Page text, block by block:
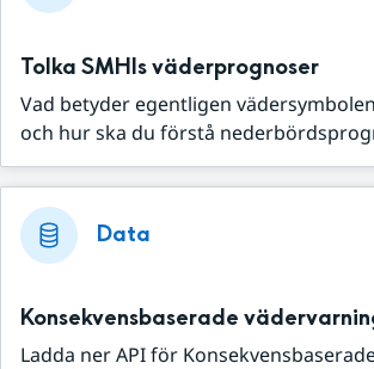
Tolka SMHIs väderprognoser
Vad betyder egentligen
och hur ska du förstå
Data
Konsekvensbaserade
Ladda ner API för